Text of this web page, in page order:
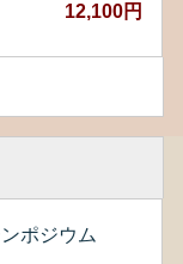
12,100円
ポジウム